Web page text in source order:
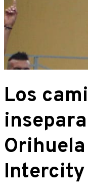
Los
Orihuela
Intercity